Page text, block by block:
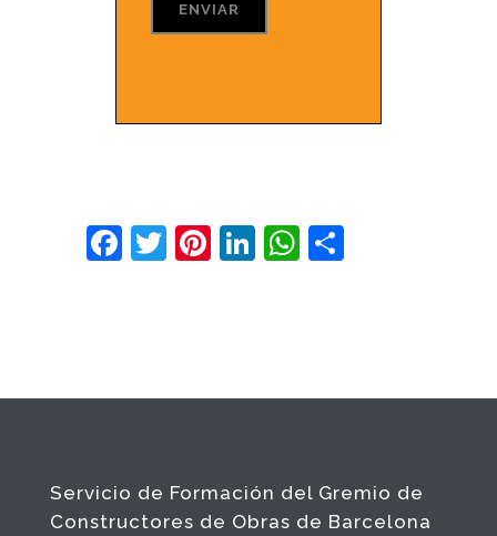
Facebook
Twitter
Pinterest
LinkedIn
WhatsApp
Servicio de Formación del Gremio de
Constructores de Obras de Barcelona